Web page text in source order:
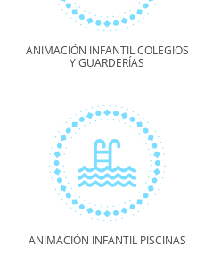
ANIMACIÓN INFANTIL COLEGIOS
Y GUARDERÍAS
ANIMACIÓN INFANTIL PISCINAS